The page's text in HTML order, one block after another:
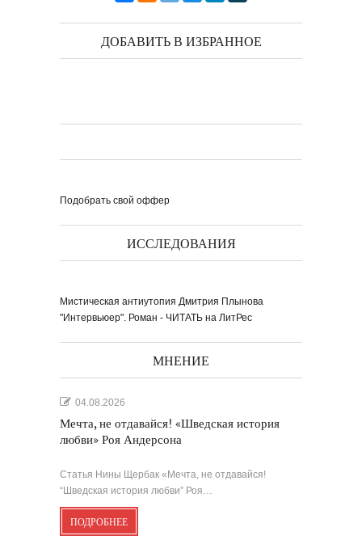
ДОБАВИТЬ В ИЗБРАННОЕ
Подобрать свой оффер
ИССЛЕДОВАНИЯ
Мистическая антиутопия Дмитрия Плынова
"Интервьюер". Роман - ЧИТАТЬ на ЛитРес
МНЕНИЕ
04.08.2026
Мечта, не отдавайся! «Шведская история
любви» Роя Андерсона
Статья Нины Щербак «Мечта, не отдавайся!
“Шведская история любви” Роя…
ПОДРОБНЕЕ